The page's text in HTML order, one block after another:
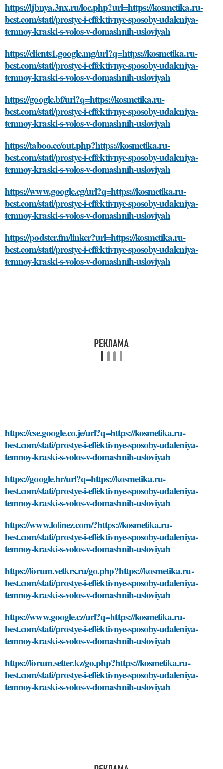
https://ljbnya.3nx.ru/loc.php?url=https://kosmetika.ru-
best.com/stati/prostye-i-effektivnye-sposoby-udaleniya-
temnoy-kraski-s-volos-v-domashnih-usloviyah
https://clients1.google.mg/url?q=https://kosmetika.ru-
best.com/stati/prostye-i-effektivnye-sposoby-udaleniya-
temnoy-kraski-s-volos-v-domashnih-usloviyah
https://google.bf/url?q=https://kosmetika.ru-
best.com/stati/prostye-i-effektivnye-sposoby-udaleniya-
temnoy-kraski-s-volos-v-domashnih-usloviyah
https://taboo.cc/out.php?https://kosmetika.ru-
best.com/stati/prostye-i-effektivnye-sposoby-udaleniya-
temnoy-kraski-s-volos-v-domashnih-usloviyah
https://www.google.cg/url?q=https://kosmetika.ru-
best.com/stati/prostye-i-effektivnye-sposoby-udaleniya-
temnoy-kraski-s-volos-v-domashnih-usloviyah
https://podster.fm/linker?url=https://kosmetika.ru-
best.com/stati/prostye-i-effektivnye-sposoby-udaleniya-
temnoy-kraski-s-volos-v-domashnih-usloviyah
https://cse.google.co.je/url?q=https://kosmetika.ru-
best.com/stati/prostye-i-effektivnye-sposoby-udaleniya-
temnoy-kraski-s-volos-v-domashnih-usloviyah
https://google.hr/url?q=https://kosmetika.ru-
best.com/stati/prostye-i-effektivnye-sposoby-udaleniya-
temnoy-kraski-s-volos-v-domashnih-usloviyah
https://www.lolinez.com/?https://kosmetika.ru-
best.com/stati/prostye-i-effektivnye-sposoby-udaleniya-
temnoy-kraski-s-volos-v-domashnih-usloviyah
https://forum.vetkrs.ru/go.php?https://kosmetika.ru-
best.com/stati/prostye-i-effektivnye-sposoby-udaleniya-
temnoy-kraski-s-volos-v-domashnih-usloviyah
https://www.google.cz/url?q=https://kosmetika.ru-
best.com/stati/prostye-i-effektivnye-sposoby-udaleniya-
temnoy-kraski-s-volos-v-domashnih-usloviyah
https://forum.setter.kz/go.php?https://kosmetika.ru-
best.com/stati/prostye-i-effektivnye-sposoby-udaleniya-
temnoy-kraski-s-volos-v-domashnih-usloviyah